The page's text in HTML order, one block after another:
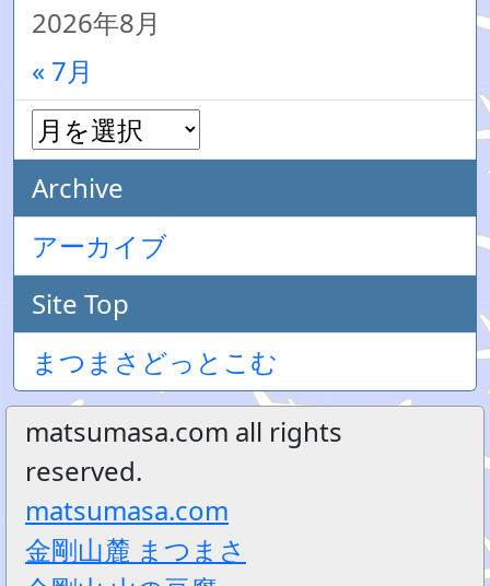
2026年8月
« 7月
Archive
アーカイブ
Site Top
まつまさどっとこむ
matsumasa.com all rights
reserved.
matsumasa.com
金剛山麓 まつまさ